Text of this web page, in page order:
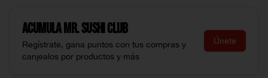
AcumulaMr. Sushi Club
Regístrate, gana puntos con tus compras y
canjealos por productos y más
Únete